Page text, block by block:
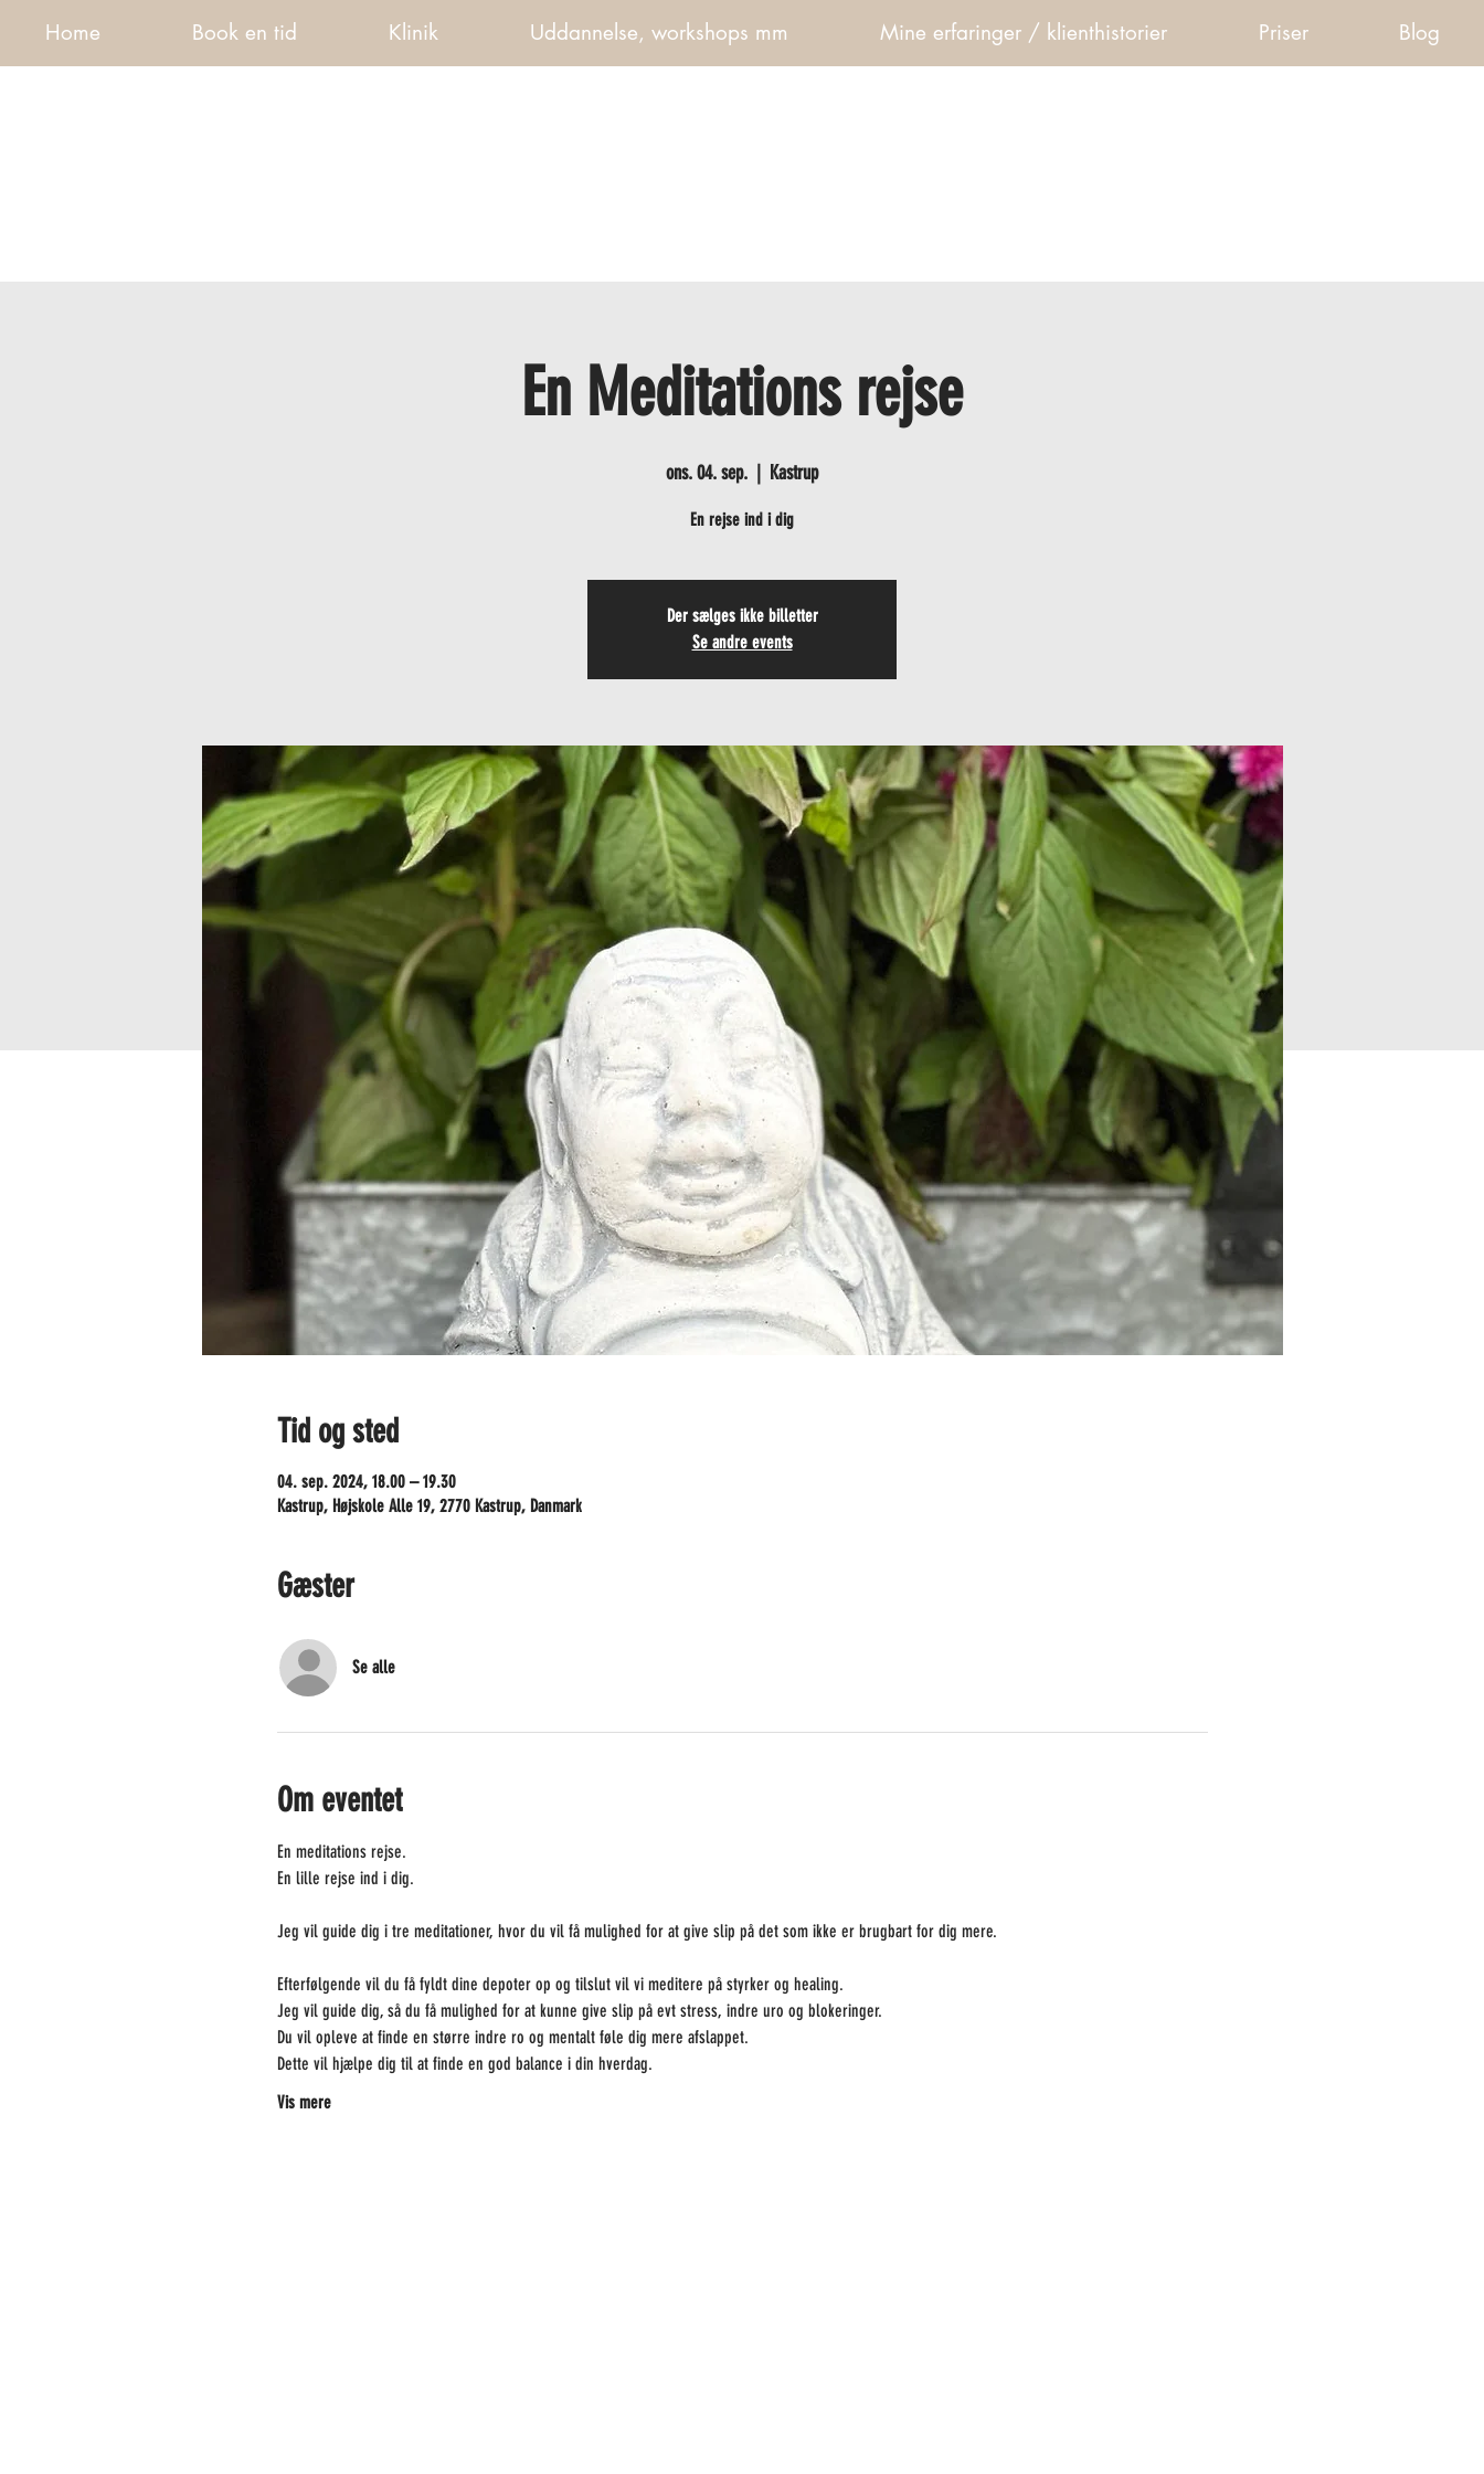
Home Book en tid Klinik Uddannelse, workshops mm Mine erfaringer / klienthistorier Priser Blog
En Meditations rejse
ons. 04. sep. Kastrup
En rejse ind i dig
Der sælges ikke billetter
Se andre events
Tid og sted
04. sep. 2024, 18.00 – 19.30
Kastrup, Højskole Alle 19, 2770 Kastrup, Danmark
Gæster
Se alle
Om eventet
En meditations rejse.
En lille rejse ind i dig.
Jeg vil guide dig i tre meditationer, hvor du vil få mulighed for at give slip på det som ikke er brugbart for dig mere.
Efterfølgende vil du få fyldt dine depoter op og tilslut vil vi meditere på styrker og healing.
Jeg vil guide dig, så du få mulighed for at kunne give slip på evt stress, indre uro og blokeringer.
Du vil opleve at finde en større indre ro og mentalt føle dig mere afslappet.
Dette vil hjælpe dig til at finde en god balance i din hverdag.
Vis mere